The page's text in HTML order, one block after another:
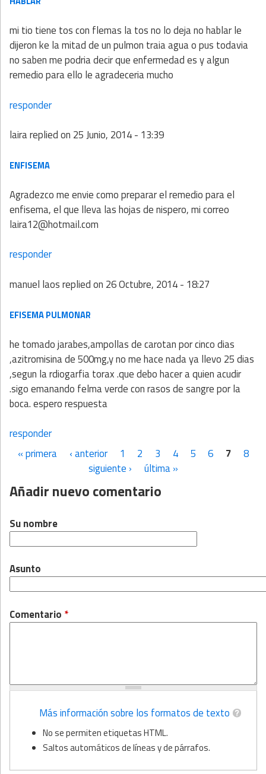
mi tio tiene tos con flemas la tos no lo deja no hablar le
dijeron ke la mitad de un pulmon traia agua o pus todavia
no saben me podria decir que enfermedad es y algun
remedio para ello le agradeceria mucho
responder
lairareplied on 25 Junio, 2014 - 13:39
ENFISEMA
Agradezco me envie como preparar el remedio para el
enfisema, el que lleva las hojas de nispero, mi correo
laira12@hotmail.com
responder
manuel laosreplied on 26 Octubre, 2014 - 18:27
EFISEMA PULMONAR
he tomado jarabes,ampollas de carotan por cinco dias
,azitromisina de 500mg,y no me hace nada ya llevo 25 dias
,segun la rdiogarfia torax .que debo hacer a quien acudir
.sigo emanando felma verde con rasos de sangre por la
boca. espero respuesta
responder
Páginas
« primera ‹ anterior 1 2 3 4 5 6 7
8
siguiente ›
última »
Añadir nuevo comentario
Su nombre
Asunto
Comentario *
Más información sobre los formatos de texto
No se permiten etiquetas HTML.
Saltos automáticos de líneas y de párrafos.